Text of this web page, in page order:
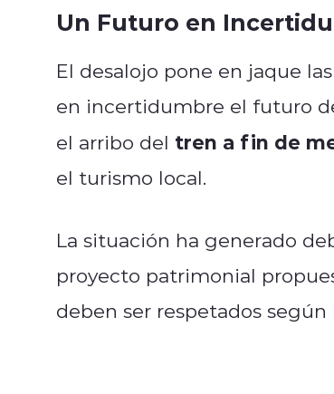
Un Futuro en
El desalojo pone en jaque
en incertidumbre el futuro
el arribo del tren a fin de
el turismo local.
La situación ha generado
proyecto patrimonial
deben ser respetados